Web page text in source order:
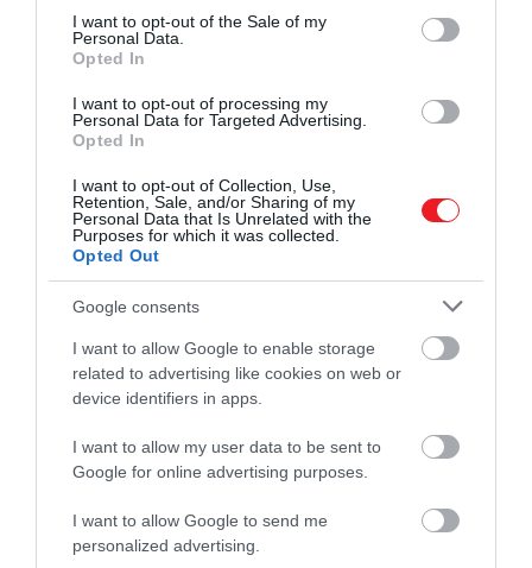
consent section.
I want to opt-out of the Sale of my
Personal Data.
Opted In
I want to opt-out of processing my
Personal Data for Targeted Advertising.
Opted In
I want to opt-out of Collection, Use,
Retention, Sale, and/or Sharing of my
Personal Data that Is Unrelated with the
Purposes for which it was collected.
Opted Out
Google consents
I want to allow Google to enable storage
related to advertising like cookies on web or
device identifiers in apps.
I want to allow my user data to be sent to
Google for online advertising purposes.
I want to allow Google to send me
personalized advertising.
viszonylag hasonló stratégia, amely pilóta nélküli
helyett nukleáris rakétát alkalmazott
Morgan
1998-as
filmjének egyik kulcspontjánál kudarcot vallott.
A küldetést követő sajtótájékoztatón a DART tudósai
sikeresnek minősítették a küldetést, de
figyelmeztettek, hogy még körülbelül 2 hónapba
mire kiderül, hogy az űrszonda elérte-e végső célját: a
Dimorphos pályájának megváltoztatását.
De a DART „gyakorlatilag telitalálatot" ért el az
aszteroidán, mondtaElena Adams, a DART
programvezető-helyettese:
Tudtuk, hogy el fogjuk találni.
Mindannyian visszatartottuk a
lélegzetünket. Meglepődtem,